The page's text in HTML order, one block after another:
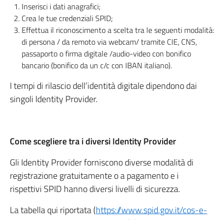
Inserisci i dati anagrafici;
Crea le tue credenziali SPID;
Effettua il riconoscimento a scelta tra le seguenti modalità:
di persona / da remoto via webcam/ tramite CIE, CNS,
passaporto o firma digitale /audio-video con bonifico
bancario (bonifico da un c/c con IBAN italiano).
I tempi di rilascio dell’identità digitale dipendono dai
singoli Identity Provider.
Come scegliere tra i diversi Identity Provider
Gli Identity Provider forniscono diverse modalità di
registrazione gratuitamente o a pagamento e i
rispettivi SPID hanno diversi livelli di sicurezza.
La tabella qui riportata (https://www.spid.gov.it/cos-e-